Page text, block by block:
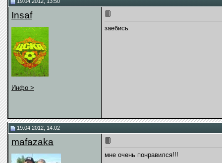
Insaf
Инфо >
заебись
19.04.2012, 14:02
mafazaka
мне очень понравился!!!